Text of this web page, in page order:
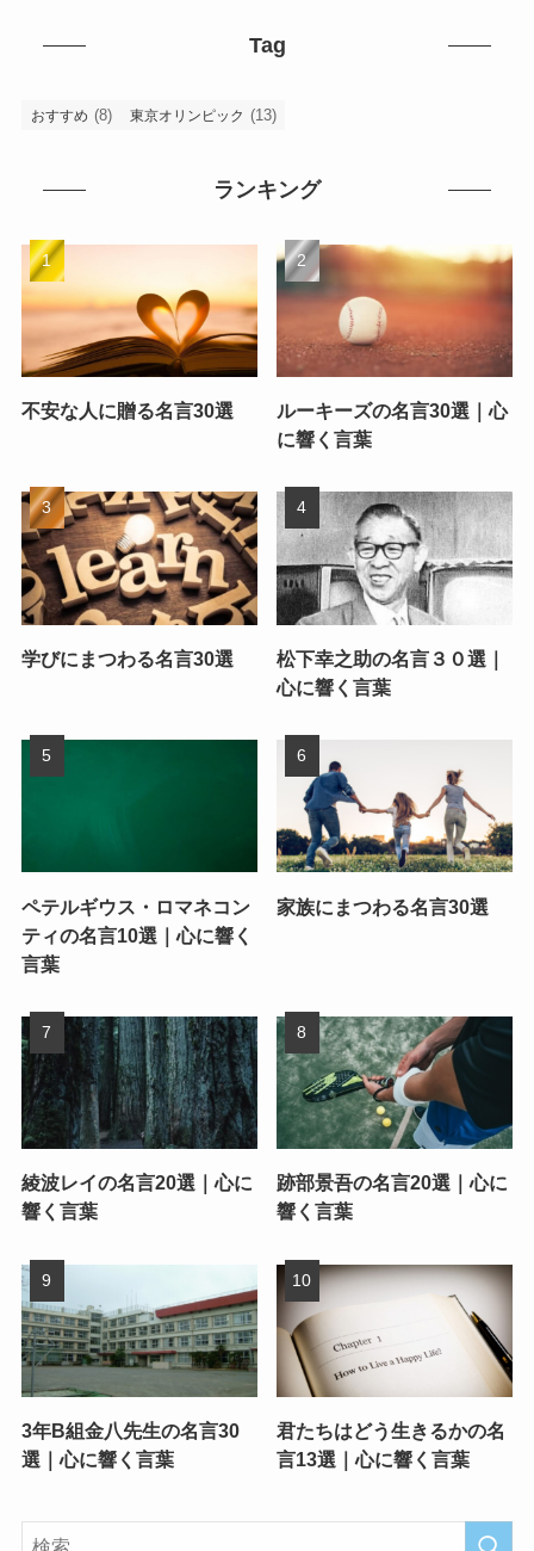
Tag
おすすめ (8) 東京オリンピック (13)
ランキング
不安な人に贈る名言30選
ルーキーズの名言30選｜心
に響く言葉
学びにまつわる名言30選
松下幸之助の名言３０選｜
心に響く言葉
ペテルギウス・ロマネコン
ティの名言10選｜心に響く
言葉
家族にまつわる名言30選
綾波レイの名言20選｜心に
響く言葉
跡部景吾の名言20選｜心に
響く言葉
3年B組金八先生の名言30
選｜心に響く言葉
君たちはどう生きるかの名
言13選｜心に響く言葉